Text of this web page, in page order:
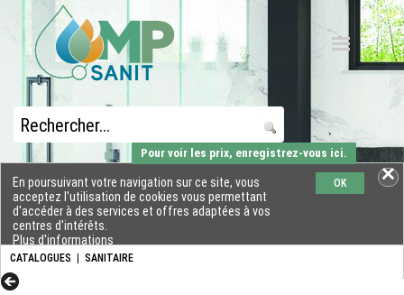
CATALOGUES SANITAIRE
En poursuivant votre navigation sur ce site, vous
acceptez l'utilisation de cookies vous permettant
d'accéder à des services et offres adaptées à vos
centres d'intérêts.
Plus d'informations
OK
Pour voir les prix, enregistrez-vous ici.